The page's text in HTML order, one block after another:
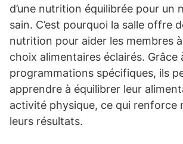
d’une nutrition équilibrée pour un
sain. C’est pourquoi la salle offre
nutrition pour aider les membres
choix alimentaires éclairés. Grâce
programmations spécifiques, ils
apprendre à équilibrer leur
activité physique, ce qui renforce
leurs résultats.